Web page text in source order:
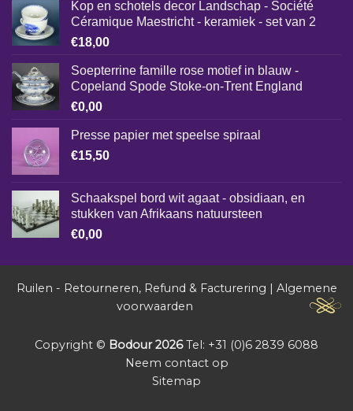
Kop en schotels decor Landschap - Société
Céramique Maestricht - keramiek - set van 2
€18,00
Soepterrine famille rose motief in blauw -
Copeland Spode Stoke-on-Trent England
€0,00
Presse papier met speelse spiraal
€15,50
Schaakspel bord wit agaat - obsidiaan, en
stukken van Afrikaans natuursteen
€0,00
Ruilen - Retourneren, Refund & Facturering | Algemene
voorwaarden
Copyright © Bodour 2026Tel: +31 (0)6 2839 6088
Neem contact op
Sitemap